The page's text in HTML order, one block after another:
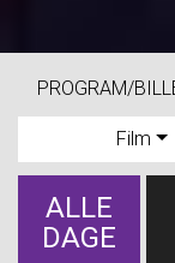
PROGRAM/
Film
ALLE
DAGE